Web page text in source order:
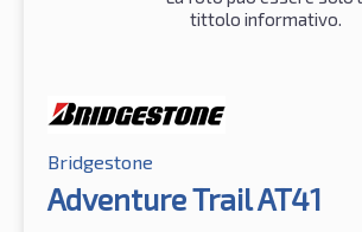
tittolo informativo.
Bridgestone
Adventure Trail AT41